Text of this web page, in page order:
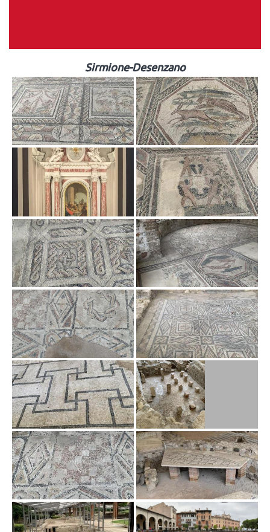
Sirmione-Desenzano